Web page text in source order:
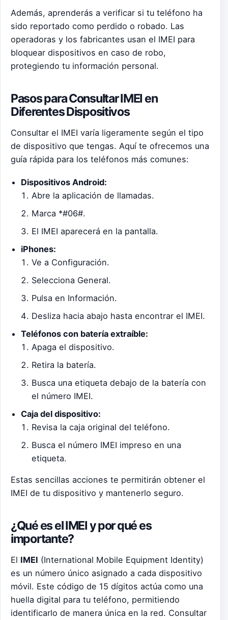
Además, aprenderás a verificar si tu teléfono ha
sido reportado como perdido o robado. Las
operadoras y los fabricantes usan el IMEI para
bloquear dispositivos en caso de robo,
protegiendo tu información personal.
Pasos para Consultar IMEI en
Diferentes Dispositivos
Consultar el IMEI varía ligeramente según el tipo
de dispositivo que tengas. Aquí te ofrecemos una
guía rápida para los teléfonos más comunes:
Dispositivos Android:
Abre la aplicación de llamadas.
Marca *#06#.
El IMEI aparecerá en la pantalla.
iPhones:
Ve a Configuración.
Selecciona General.
Pulsa en Información.
Desliza hacia abajo hasta encontrar el IMEI.
Teléfonos con batería extraíble:
Apaga el dispositivo.
Retira la batería.
Busca una etiqueta debajo de la batería con
el número IMEI.
Caja del dispositivo:
Revisa la caja original del teléfono.
Busca el número IMEI impreso en una
etiqueta.
Estas sencillas acciones te permitirán obtener el
IMEI de tu dispositivo y mantenerlo seguro.
¿Qué es el IMEI y por qué es
importante?
El IMEI (International Mobile Equipment Identity)
es un número único asignado a cada dispositivo
móvil. Este código de 15 dígitos actúa como una
huella digital para tu teléfono, permitiendo
identificarlo de manera única en la red. Consultar